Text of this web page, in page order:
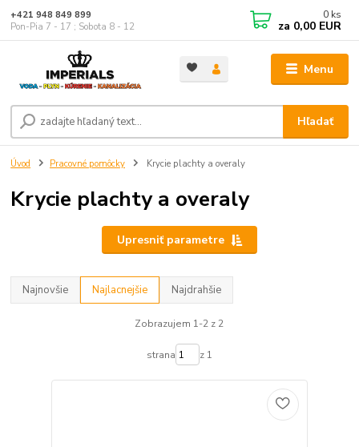
Menu
Hľadať
+421 948 849 899
Pon-Pia 7 - 17 ; Sobota 8 - 12
0 ks
za 0,00 EUR
Úvod Pracovné pomôcky Krycie plachty a overaly
Krycie plachty a overaly
Upresniť parametre
Najnovšie Najlacnejšie Najdrahšie
Zobrazujem 1-2 z 2
strana z 1